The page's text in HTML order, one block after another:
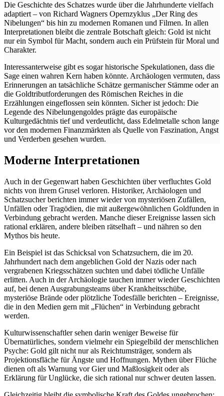
Die Geschichte des Schatzes wurde über die Jahrhunderte vielfach
adaptiert – von Richard Wagners Opernzyklus „Der Ring des
Nibelungen“ bis hin zu modernen Romanen und Filmen. In allen
Interpretationen bleibt die zentrale Botschaft gleich: Gold ist nicht
nur ein Symbol für Macht, sondern auch ein Prüfstein für Moral und
Charakter.
Interessanterweise gibt es sogar historische Spekulationen, dass die
Sage einen wahren Kern haben könnte. Archäologen vermuten, dass
Erinnerungen an tatsächliche Schätze germanischer Stämme oder an
die Goldtributforderungen des Römischen Reiches in die
Erzählungen eingeflossen sein könnten. Sicher ist jedoch: Die
Legende des Nibelungengoldes prägte das europäische
Kulturgedächtnis tief und verdeutlicht, dass Edelmetalle schon lange
vor den modernen Finanzmärkten als Quelle von Faszination, Angst
und Verderben gesehen wurden.
Moderne Interpretationen
Auch in der Gegenwart haben Geschichten über verfluchtes Gold
nichts von ihrem Grusel verloren. Historiker, Archäologen und
Schatzsucher berichten immer wieder von mysteriösen Zufällen,
Unfällen oder Tragödien, die mit außergewöhnlichen Goldfunden in
Verbindung gebracht werden. Manche dieser Ereignisse lassen sich
rational erklären, andere bleiben rätselhaft – und nähren so den
Mythos bis heute.
Ein Beispiel ist das Schicksal von Schatzsuchern, die im 20.
Jahrhundert nach dem angeblichen Gold der Nazis oder nach
vergrabenen Kriegsschätzen suchten und dabei tödliche Unfälle
erlitten. Auch in der Archäologie tauchen immer wieder Geschichten
auf, bei denen Ausgrabungsteams über Krankheitsschübe,
mysteriöse Brände oder plötzliche Todesfälle berichten – Ereignisse,
die in den Medien gern mit „Flüchen“ in Verbindung gebracht
werden.
Kulturwissenschaftler sehen darin weniger Beweise für
Übernatürliches, sondern vielmehr ein Spiegelbild der menschlichen
Psyche: Gold gilt nicht nur als Reichtumsträger, sondern als
Projektionsfläche für Ängste und Hoffnungen. Mythen über Flüche
dienen oft als Warnung vor Gier und Maßlosigkeit oder als
Erklärung für Unglücke, die sich rational nur schwer deuten lassen.